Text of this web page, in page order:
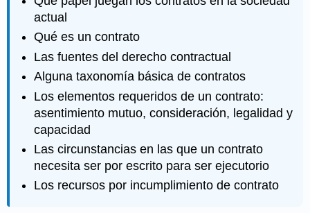
actual
Qué es un contrato
Las fuentes del derecho contractual
Alguna taxonomía básica de contratos
Los elementos requeridos de un contrato:
asentimiento mutuo, consideración, legalidad y
capacidad
Las circunstancias en las que un contrato
necesita ser por escrito para ser ejecutorio
Los recursos por incumplimiento de contrato